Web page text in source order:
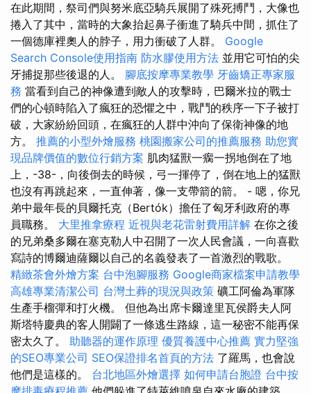
在此期間，祭司們與努米底亞騎兵展開了殊死搏鬥，大像也
捲入了其中，當時的大象抬起鼻子衝進了騎兵中間，抓住了
一個德庫裡奧人的脖子，用力衝破了人群。 Google
Search Console使用指南 防水膠使用方法 並用它可怕的尖
牙捕捉那些後退的人。 腳底按摩專業教學 牙齒矯正專家服
務 當看到自己的神像遭到敵人的攻擊時，巴爾米拉的戰士
們的心頓時陷入了瘋狂的恐懼之中，戰鬥的秩序一下子被打
破，大家紛紛回頭，在瘋狂的人群中沖向了保衛神像的地
方。 推薦的小型外燴服務 桃園搬家公司的推薦服務 助您實
現品牌價值的數位行銷方案 肌肉猛獸一瘸一拐地倒在了地
上，-38-，向後倒去的時候，弓一揮停了，倒在地上的猛獸
也沒有再跳起來，一直伸著，像一支帶箭的箭。 - 嗯，你兄
弟中最年長的貝爾托克（Bertók）擔任了匈牙利政府的專
員職務。 大里推拿療程 近視與老花雷射費用詳解 在你之後
的兄弟桑多爾在塞克勒人中召開了一次人民會議，一向喜歡
寫詩的博爾迪薩爾以自己的名義發表了一首激烈的戰歌。
精緻茶會外燴方案 台中泡腳服務 Google商家檔案申請教學
高雄專業清潔公司 台灣土葬的現況與政策 礦工阿倫為軍隊
生產手榴彈和打火機。 但他為出席卡爾達里瓦侯爵夫人阿
斯塔特慶典的客人開闢了一條逃生路線，這一秘密不能再保
密太久了。 助聽器的運作原理 優質養護中心推薦 實力堅強
的SEO專業公司 SEO保證排名首頁的方法 了羅馬，也會說
他們是這樣的。 台北地區外燴選擇 如何申請台胞證 台中按